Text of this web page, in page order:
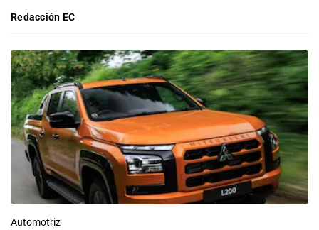
Redacción EC
Automotriz